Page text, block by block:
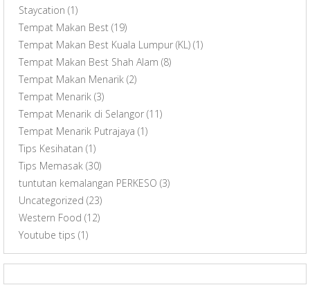
Staycation (1)
Tempat Makan Best (19)
Tempat Makan Best Kuala Lumpur (KL) (1)
Tempat Makan Best Shah Alam (8)
Tempat Makan Menarik (2)
Tempat Menarik (3)
Tempat Menarik di Selangor (11)
Tempat Menarik Putrajaya (1)
Tips Kesihatan (1)
Tips Memasak (30)
tuntutan kemalangan PERKESO (3)
Uncategorized (23)
Western Food (12)
Youtube tips (1)